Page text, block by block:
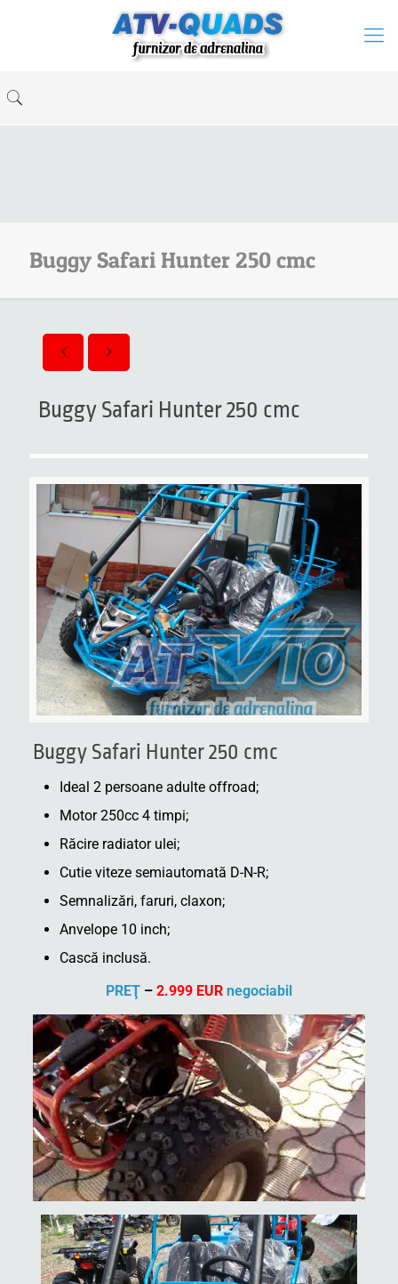
Buggy Safari Hunter 250 cmc
Buggy Safari Hunter 250 cmc
Buggy Safari Hunter 250 cmc
Ideal 2 persoane adulte offroad;
Motor 250cc 4 timpi;
Răcire radiator ulei;
Cutie viteze semiautomată D-N-R;
Semnalizări, faruri, claxon;
Anvelope 10 inch;
Cască inclusă.
PREŢ – 2.999 EUR negociabil